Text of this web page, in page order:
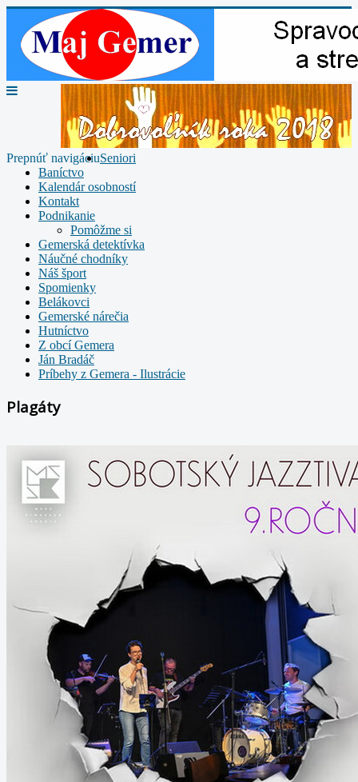
Prepnúť navigáciuSeniori
Baníctvo
Kalendár osobností
Kontakt
Podnikanie
Pomôžme si
Gemerská detektívka
Náučné chodníky
Náš šport
Spomienky
Belákovci
Gemerské nárečia
Hutníctvo
Z obcí Gemera
Ján Bradáč
Príbehy z Gemera - Ilustrácie
Plagáty